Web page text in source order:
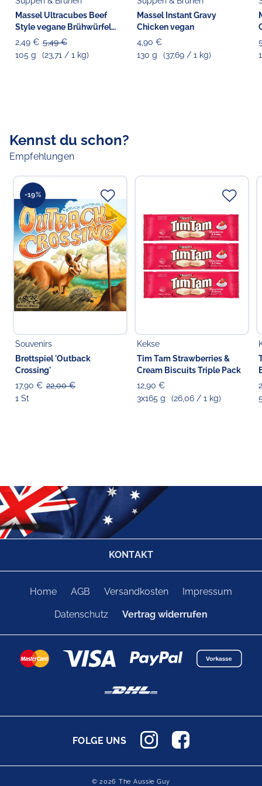
Massel Ultracubes Beef
Style vegane Brühwürfel
[MHD: 30.04.2026]
2,49 € 5,49 €
105 g
(23,71 / 1 kg)
Massel Instant Gravy
Chicken vegan
4,90 €
130 g
(37,69 / 1 kg)
Kennst du schon?
Empfehlungen
-19%
Souvenirs
Brettspiel 'Outback
Crossing'
17,90 € 22,00 €
1 St
Kekse
Tim Tam Strawberries &
Cream Biscuits Triple Pack
12,90 €
3x165 g
(26,06 / 1 kg)
KONTAKT
Home AGB Versandkosten Impressum
Datenschutz Vertrag widerrufen
FOLGE UNS
© 2026 The Aussie Guy